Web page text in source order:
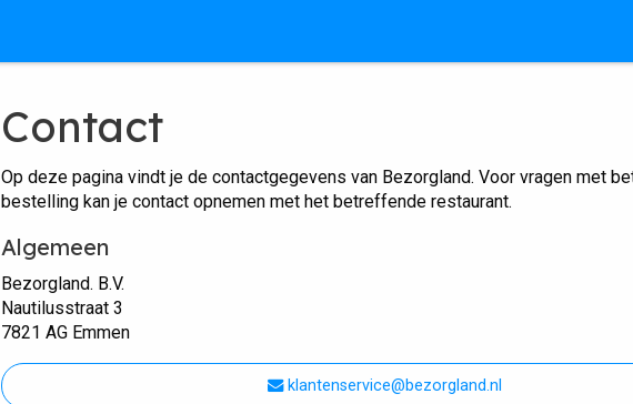
Contact
Op deze pagina vindt je de contactgegevens van Bezorgland. Voor vragen met
bestelling kan je contact opnemen met het betreffende restaurant.
Algemeen
Bezorgland. B.V.
Nautilusstraat 3
7821 AG Emmen
klantenservice@bezorgland.nl